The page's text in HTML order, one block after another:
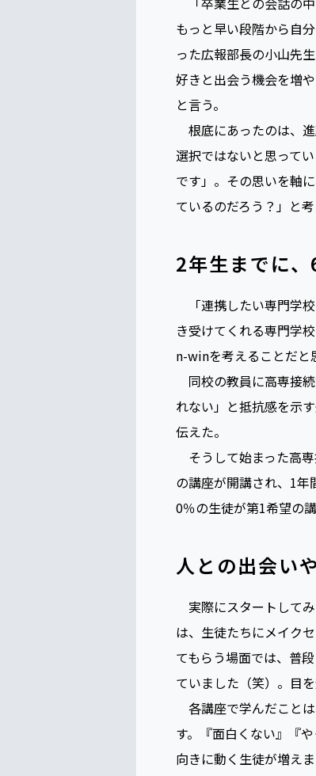
業」だ。
「卒業生との会話の中
もっと早い段階から自
った広報部長の小山先
好きと出会う機会を増
と言う。
根底にあったのは、進
選択ではないと思って
です」。その思いを軸
2年生までに
「連携したい専門学校
き受けてくれる専門学
n-winを考えることだ
同校の教員に高専接続
れない」と抵抗感を示
伝えた。
そうして始まった高専
の講座が開講され、1年
人との出会
実際にスタートしてみ
は、生徒たちにメイク
てもらう場面では、普
ていました（笑）。目
各講座で学んだことは
す。『面白くない』『